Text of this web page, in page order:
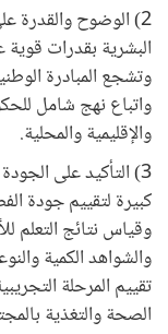
2) الوضوح والقدرة
البشرية بقدرات قوية
وتشجع المبادرة
واتباع نهج شامل
والإقليمية والمحلية.
3) التأكيد على
كبيرة لتقييم جودة
وقياس نتائج التعلم
والشواهد الكمية
تقييم المرحلة
الصحة والتغذية